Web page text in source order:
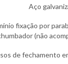
Aço
fixação por
(não
de fechamento